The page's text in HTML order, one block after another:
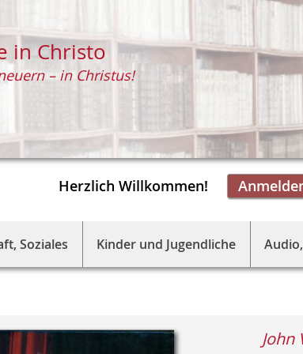
Herzlich Willkommen!
in Christo
– in Christus!
Soziales Kinder und Jugendliche
John